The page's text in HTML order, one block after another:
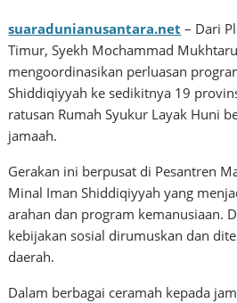
suaradunianusantara.net – Dari
Timur, Syekh Mochammad
mengoordinasikan perluasan
Shiddiqiyyah ke sedikitnya 19
ratusan Rumah Syukur Layak Huni
jamaah.
Gerakan ini berpusat di Pesantren
Minal Iman Shiddiqiyyah yang
arahan dan program kemanusiaan.
kebijakan sosial dirumuskan dan
daerah.
Dalam berbagai ceramah kepada